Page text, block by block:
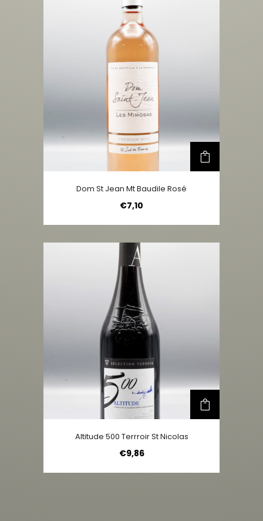
Dom St Jean Mt Baudile Rosé
€7,10
Altitude 500 Terrroir St Nicolas
€9,86